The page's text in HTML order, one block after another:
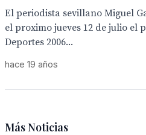
El periodista sevillano Miguel
el proximo jueves 12 de julio el
Deportes 2006...
hace 19 años
Más Noticias